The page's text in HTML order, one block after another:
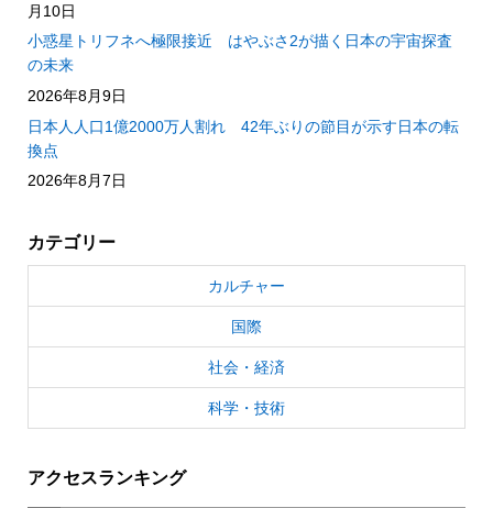
月10日
小惑星トリフネへ極限接近 はやぶさ2が描く日本の宇宙探査
の未来
2026年8月9日
日本人人口1億2000万人割れ 42年ぶりの節目が示す日本の転
換点
2026年8月7日
カテゴリー
カルチャー
国際
社会・経済
科学・技術
アクセスランキング